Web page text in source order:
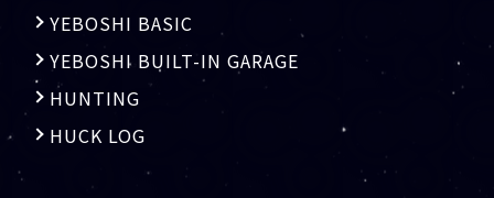
YEBOSHI BASIC
YEBOSHI BUILT-IN GARAGE
HUNTING
HUCK LOG